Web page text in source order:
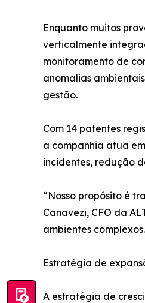
Enquanto muitos
verticalmente
monitoramento de
anomalias
gestão.
Com 14 patentes
a companhia atua
incidentes, redução
“Nosso propósito é
Canavezi, CFO da
ambientes
Estratégia de
A estratégia de